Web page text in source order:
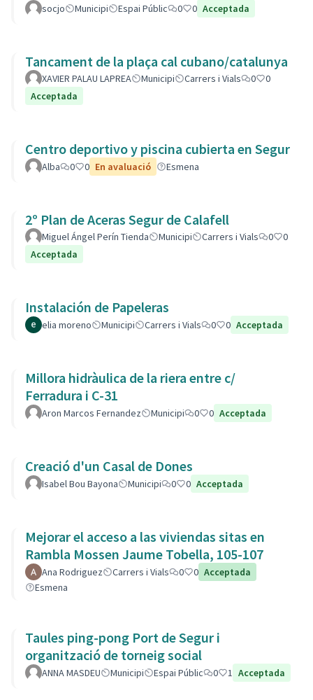
socjo Municipi Espai Públic 0 0 Acceptada
Tancament de la plaça cal cubano/catalunya
XAVIER PALAU LAPREA Municipi Carrers i Vials 0
0
Acceptada
Centro deportivo y piscina cubierta en Segur
Alba 0 0 En avaluació Esmena
2º Plan de Aceras Segur de Calafell
Miguel Ángel Perín Tienda Municipi Carrers i Vials 0
0
Acceptada
Instalación de Papeleras
elia moreno Municipi Carrers i Vials 0 0 Acceptada
Millora hidràulica de la riera entre c/
Ferradura i C-31
Aron Marcos Fernandez Municipi 0 0 Acceptada
Creació d'un Casal de Dones
Isabel Bou Bayona Municipi 0 0 Acceptada
Mejorar el acceso a las viviendas sitas en
Rambla Mossen Jaume Tobella, 105-107
Ana Rodriguez Carrers i Vials 0 0 Acceptada
Esmena
Taules ping-pong Port de Segur i
organització de torneig social
ANNA MASDEU Municipi Espai Públic 0 1 Acceptada